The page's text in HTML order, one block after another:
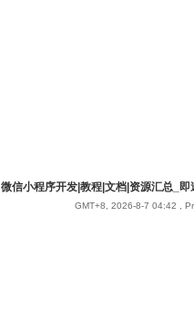
微信小程序开发|教程|文档|资源汇总_即
GMT+8, 2026-8-7 04:42 ,